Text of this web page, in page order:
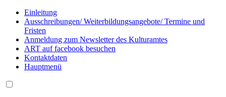
Einleitung
Ausschreibungen/ Weiterbildungsangebote/ Termine und
Fristen
Anmeldung zum Newsletter des Kulturamtes
ART auf facebook besuchen
Kontaktdaten
Hauptmenü